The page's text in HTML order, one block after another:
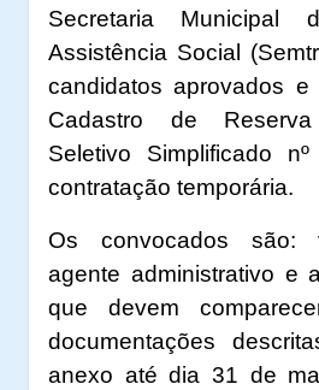
Secretaria Municipal
Assistência Social
candidatos aprovados e
Cadastro de
Seletivo Simplificado
contratação temporária.
Os convocados são:
agente administrativo e
que devem
documentações
anexo até dia 31 de